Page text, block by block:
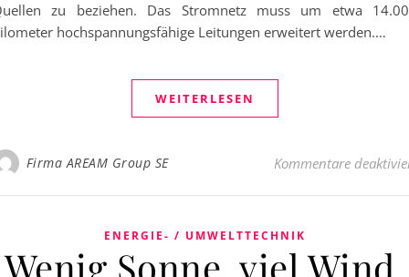
zu beziehen. Das Stromnetz muss um etwa
hochspannungsfähige Leitungen erweitert werden.…
WEITERLESEN
Firma AREAM Group SE Kommentare
ENERGIE- / UMWELTTECHNIK
Wenig Sonne, viel Wind,